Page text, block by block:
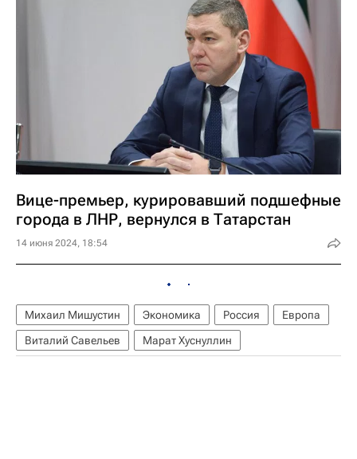
Вице-премьер, курировавший подшефные
города в ЛНР, вернулся в Татарстан
14 июня 2024, 18:54
Михаил Мишустин Экономика Россия
Европа
Виталий Савельев
Марат Хуснуллин